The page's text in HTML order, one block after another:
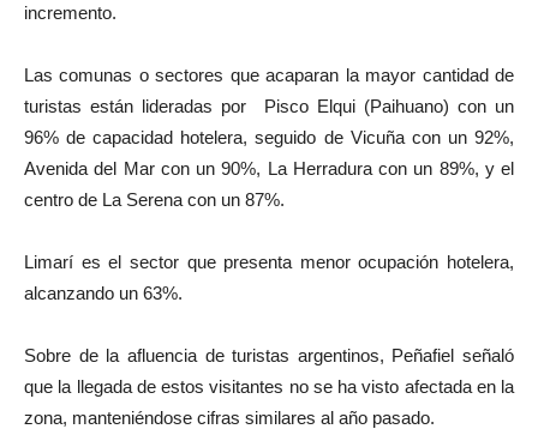
incremento.
Las comunas o sectores que acaparan la mayor cantidad de
turistas están lideradas por Pisco Elqui (Paihuano) con un
96% de capacidad hotelera, seguido de Vicuña con un 92%,
Avenida del Mar con un 90%, La Herradura con un 89%, y el
centro de La Serena con un 87%.
Limarí es el sector que presenta menor ocupación hotelera,
alcanzando un 63%.
Sobre de la afluencia de turistas argentinos, Peñafiel señaló
que la llegada de estos visitantes no se ha visto afectada en la
zona, manteniéndose cifras similares al año pasado.